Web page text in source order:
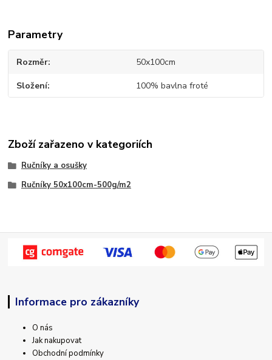
Parametry
Rozměr 50x100cm
Složení 100% bavlna froté
Zboží zařazeno v kategoriích
Ručníky a osušky
Ručníky 50x100cm-500g/m2
Informace pro zákazníky
O nás
Jak nakupovat
Obchodní podmínky